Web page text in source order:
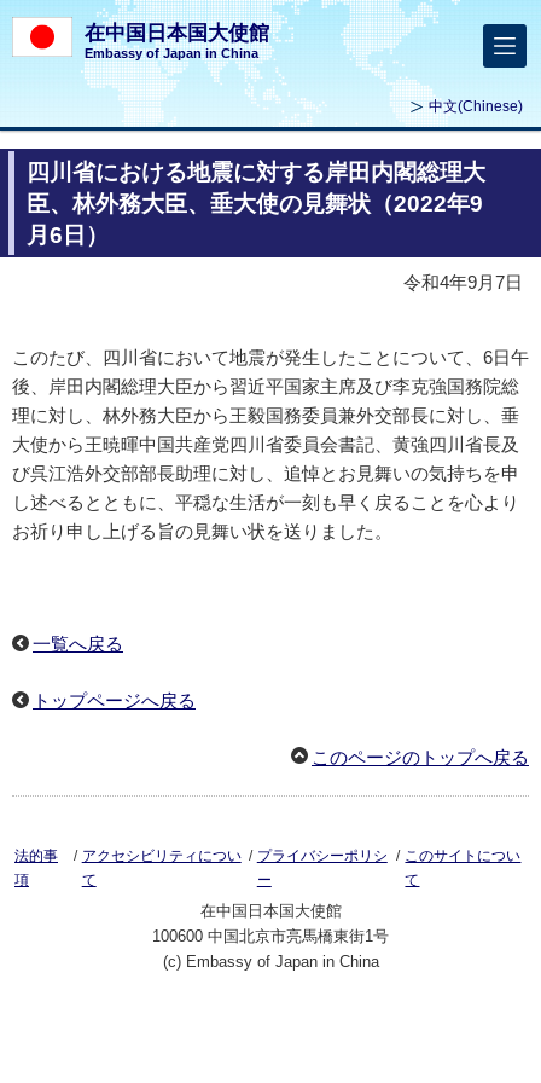
在中国日本国大使館
Embassy of Japan in China
中文(Chinese)
四川省における地震に対する岸田内閣総理大
臣、林外務大臣、垂大使の見舞状（2022年9
月6日）
令和4年9月7日
このたび、四川省において地震が発生したことについて、6日午
後、岸田内閣総理大臣から習近平国家主席及び李克強国務院総
理に対し、林外務大臣から王毅国務委員兼外交部長に対し、垂
大使から王暁暉中国共産党四川省委員会書記、黄強四川省長及
び呉江浩外交部部長助理に対し、追悼とお見舞いの気持ちを申
し述べるとともに、平穏な生活が一刻も早く戻ることを心より
お祈り申し上げる旨の見舞い状を送りました。
一覧へ戻る
トップページへ戻る
このページのトップへ戻る
法的事
項
/ アクセシビリティについ
て
/ プライバシーポリシ
ー
/ このサイトについ
て
在中国日本国大使館
100600 中国北京市亮馬橋東街1号
(c) Embassy of Japan in China